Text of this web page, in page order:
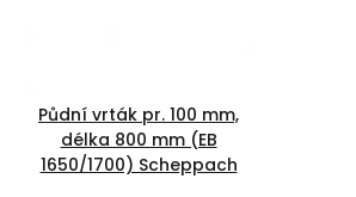
Půdní vrták pr. 100 mm,
délka 800 mm (EB
1650/1700) Scheppach